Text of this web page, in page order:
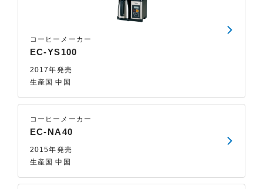
コーヒーメーカー
EC-YS100
2017年発売
生産国 中国
コーヒーメーカー
EC-NA40
2015年発売
生産国 中国